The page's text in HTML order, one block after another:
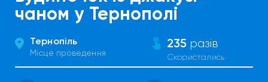
чаном у Тернополі
Тернопіль
Місце проведення
235разів
Скористались